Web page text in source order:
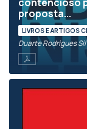
proposta...
LIVROS E ARTIGOS
Duarte Rodrigues